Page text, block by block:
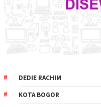
DEDIE RACHIM
KOTA BOGOR